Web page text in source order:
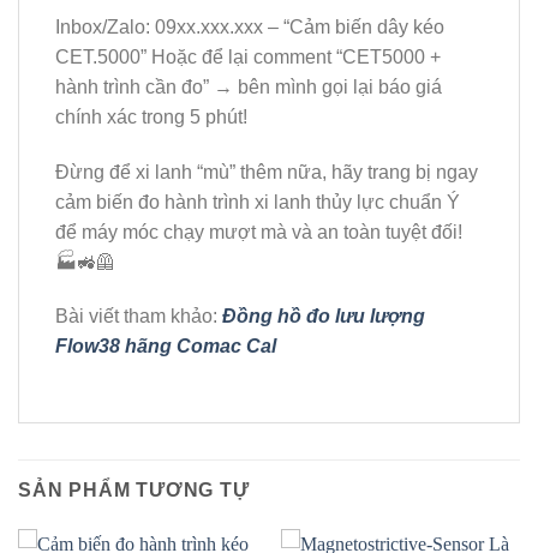
Inbox/Zalo: 09xx.xxx.xxx – “Cảm biến dây kéo
CET.5000” Hoặc để lại comment “CET5000 +
hành trình cần đo” → bên mình gọi lại báo giá
chính xác trong 5 phút!
Đừng để xi lanh “mù” thêm nữa, hãy trang bị ngay
cảm biến đo hành trình xi lanh thủy lực chuẩn Ý
để máy móc chạy mượt mà và an toàn tuyệt đối!
🏭🚜🦺
Bài viết tham khảo: Đồng hồ đo lưu lượng
Flow38 hãng Comac Cal
SẢN PHẨM TƯƠNG TỰ